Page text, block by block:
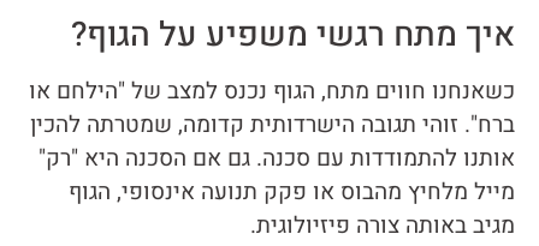
איך מתח רגשי משפיע על הגוף?
כשאנחנו חווים מתח, הגוף נכנס למצב של "הילחם או
ברח". זוהי תגובה הישרדותית קדומה, שמטרתה להכין
אותנו להתמודדות עם סכנה. גם אם הסכנה היא "רק"
מייל מלחיץ מהבוס או פקק תנועה אינסופי, הגוף
מגיב באותה צורה פיזיולוגית.